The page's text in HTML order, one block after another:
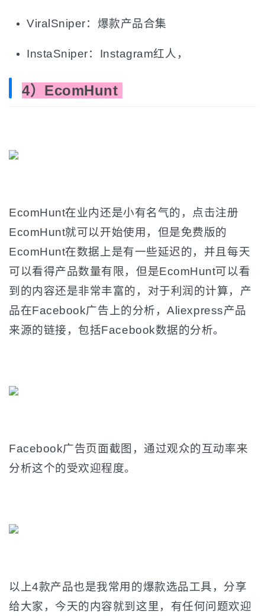
ViralSniper：爆款产品合集
InstaSniper：Instagram红人，
4）EcomHunt
EcomHunt在业内还是小有名气的，点击注册
EcomHunt就可以开始使用，但是免费版的
EcomHunt在数据上是有一些延迟的，并且每天
可以看得产品数量有限，但是EcomHunt可以看
到的内容还是非常丰富的，对于利润的计算，产
品在Facebook广告上的分析，Aliexpress产品
来源的链接，包括Facebook数据的分析。
Facebook广告页面截图，通过观众的互动率来
分析这个的受欢迎程度。
以上4款产品也是我常用的爆款选品工具，分享
给大家，今天的内容就到这里，有任何问题欢迎